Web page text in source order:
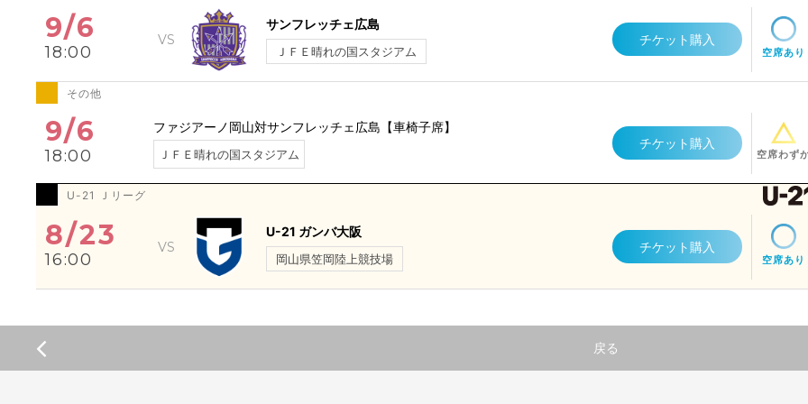
9/6
18:00
サンフレッチェ広島
ＪＦＥ晴れの国スタジアム
チケット購入
空席あり
その他
9/6
18:00
ファジアーノ岡山対サンフレッチェ広島【車椅子席】
ＪＦＥ晴れの国スタジアム
チケット購入
空席わず
U-21 Ｊリーグ
8/23
16:00
U-21 ガンバ大阪
岡山県笠岡陸上競技場
チケット購入
空席あり
戻る